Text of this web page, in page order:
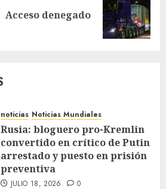
Acceso denegado
noticias Noticias Mundiales
Rusia: bloguero pro-Kremlin
convertido en crítico de Putin
arrestado y puesto en prisión
preventiva
JULIO 18, 2026 0